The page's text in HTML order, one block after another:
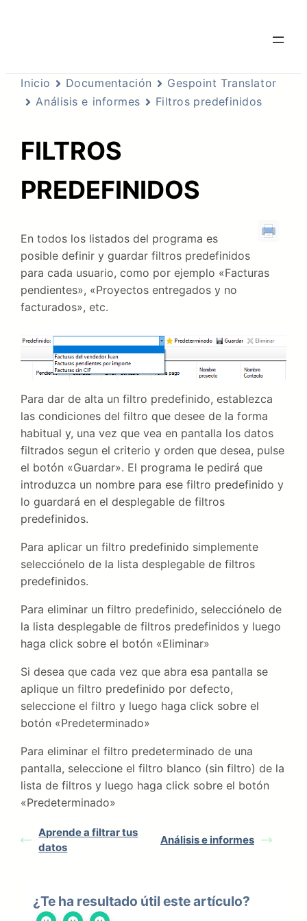
Inicio Documentación
Gespoint Translator
Análisis e informes
Filtros predefinidos
FILTROS
PREDEFINIDOS
En todos los listados del programa es
posible definir y guardar filtros predefinidos
para cada usuario, como por ejemplo «Facturas
pendientes», «Proyectos entregados y no
facturados», etc.
Para dar de alta un filtro predefinido, establezca
las condiciones del filtro que desee de la forma
habitual y, una vez que vea en pantalla los datos
filtrados segun el criterio y orden que desea, pulse
el botón «Guardar». El programa le pedirá que
introduzca un nombre para ese filtro predefinido y
lo guardará en el desplegable de filtros
predefinidos.
Para aplicar un filtro predefinido simplemente
selecciónelo de la lista desplegable de filtros
predefinidos.
Para eliminar un filtro predefinido, selecciónelo de
la lista desplegable de filtros predefinidos y luego
haga click sobre el botón «Eliminar»
Si desea que cada vez que abra esa pantalla se
aplique un filtro predefinido por defecto,
seleccione el filtro y luego haga click sobre el
botón «Predeterminado»
Para eliminar el filtro predeterminado de una
pantalla, seleccione el filtro blanco (sin filtro) de la
lista de filtros y luego haga click sobre el botón
«Predeterminado»
Aprende a filtrar tus
datos
Análisis e informes
¿Te ha resultado útil este artículo?